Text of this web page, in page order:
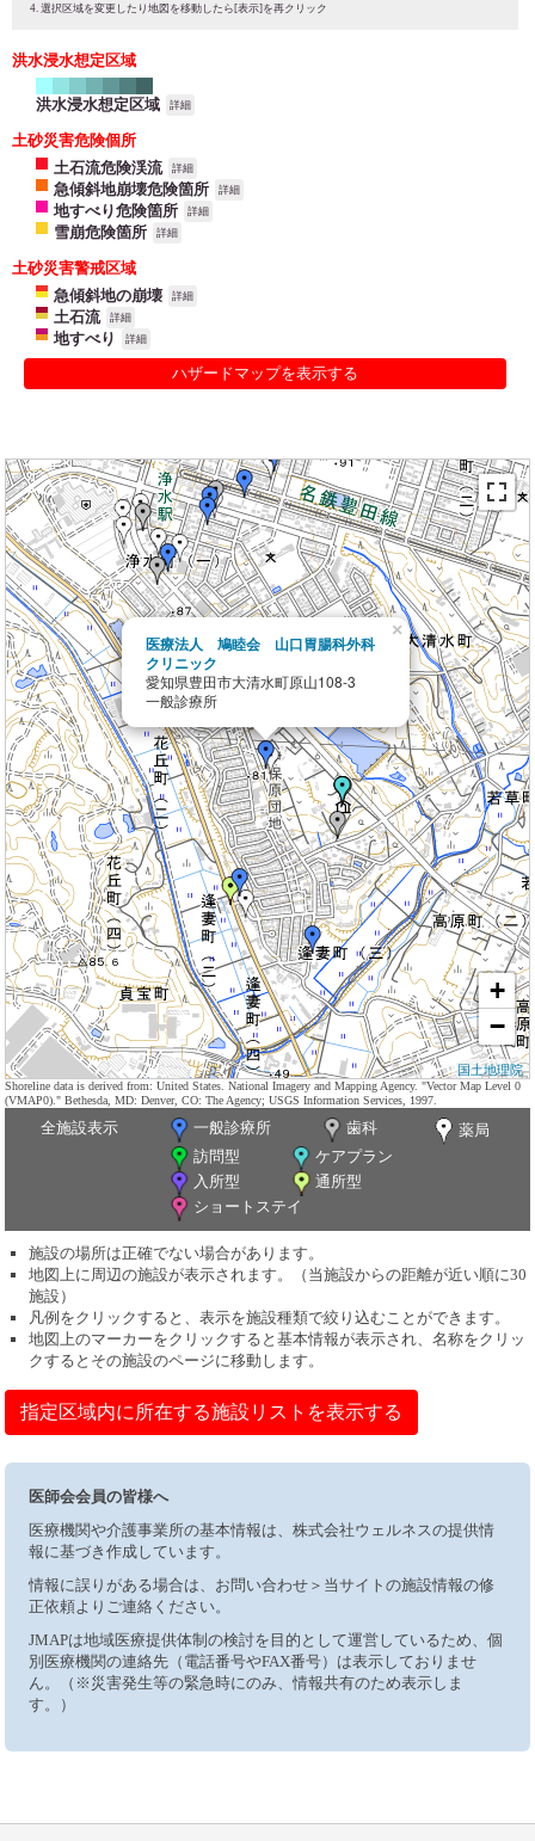
選択区域を変更したり地図を移動したら[表示]を再クリック
洪水浸水想定区域
洪水浸水想定区域 詳細
土砂災害危険個所
土石流危険渓流
詳細
急傾斜地崩壊危険箇所 詳細
地すべり危険箇所 詳細
雪崩危険箇所 詳細
土砂災害警戒区域
急傾斜地の崩壊
詳細
土石流 詳細
地すべり 詳細
ハザードマップを表示する
医療法人 鳩睦会 山口胃腸科外科
クリニック
愛知県豊田市大清水町原山108-3
一般診療所
×
+
−
国土地理院
Shoreline data is derived from: United States. National Imagery and Mapping Agency. "Vector Map Level 0
(VMAP0)." Bethesda, MD: Denver, CO: The Agency; USGS Information Services, 1997.
全施設表示 一般診療所 歯科
薬局
訪問型
ケアプラン
入所型
通所型
ショートステイ
施設の場所は正確でない場合があります。
地図上に周辺の施設が表示されます。（当施設からの距離が近い順に30
施設）
凡例をクリックすると、表示を施設種類で絞り込むことができます。
地図上のマーカーをクリックすると基本情報が表示され、名称をクリッ
クするとその施設のページに移動します。
指定区域内に所在する施設リストを表示する
医師会会員の皆様へ
医療機関や介護事業所の基本情報は、株式会社ウェルネスの提供情
報に基づき作成しています。
情報に誤りがある場合は、お問い合わせ＞当サイトの施設情報の修
正依頼よりご連絡ください。
JMAPは地域医療提供体制の検討を目的として運営しているため、個
別医療機関の連絡先（電話番号やFAX番号）は表示しておりませ
ん。（※災害発生等の緊急時にのみ、情報共有のため表示しま
す。）